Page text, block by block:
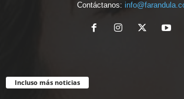
Contáctanos:
Incluso más noticias